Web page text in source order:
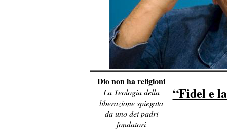
Dio non ha religioni
La Teologia della
liberazione spiegata
da uno dei padri
fondatori
“Fidel e